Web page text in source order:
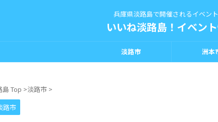
兵庫県淡路島で開催されるイベン
いいね淡路島！イベン
淡路市 洲本
島 Top >淡路市 >
路市